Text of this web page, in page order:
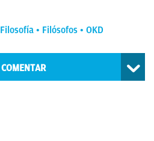
Filosofía Filósofos OKD
COMENTAR